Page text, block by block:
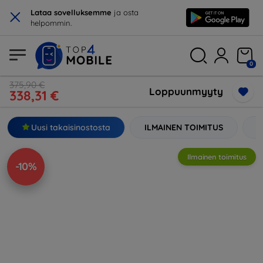
× Lataa sovelluksemme ja osta
helpommin.
0
375,90 €
338,31 € Loppuunmyyty
Uusi takaisinostosta ILMAINEN TOIMITUS
-10%
Ilmainen toimitus